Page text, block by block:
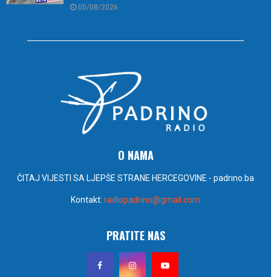
05/08/2026
O NAMA
ČITAJ VIJESTI SA LJEPŠE STRANE HERCEGOVINE - padrino.ba
Kontakt: radiopadrino@gmail.com
PRATITE NAS